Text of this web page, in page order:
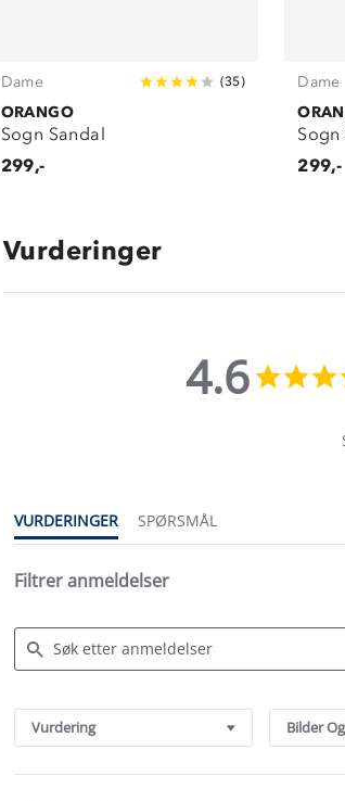
Dame (35)
ORANGO
Sogn Sandal
299,-
Dame
Sogn
299,-
Vurderinger
4.6
VURDERINGER SPØRSMÅL
Filtrer anmeldelser
Reviews
Vurdering Bilder